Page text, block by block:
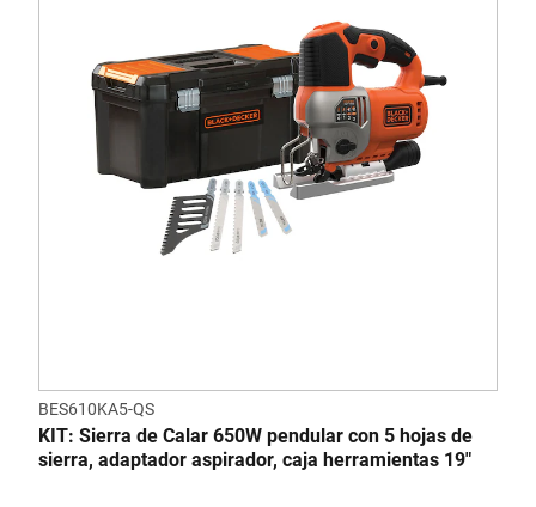
BES610KA5-QS
KIT: Sierra de Calar 650W pendular con 5 hojas de
sierra, adaptador aspirador, caja herramientas 19"